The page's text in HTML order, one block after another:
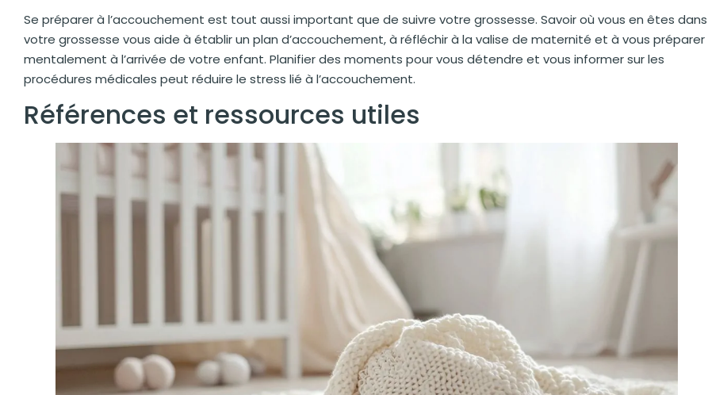
Se préparer à l’accouchement est tout aussi important que de suivre votre grossesse. Savoir où vous en êtes dans
votre grossesse vous aide à établir un plan d’accouchement, à réfléchir à la valise de maternité et à vous préparer
mentalement à l’arrivée de votre enfant. Planifier des moments pour vous détendre et vous informer sur les
procédures médicales peut réduire le stress lié à l’accouchement.
Références et ressources utiles